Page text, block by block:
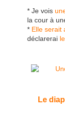
* Je vois
la cour à
* Elle serait
déclarerai
Le